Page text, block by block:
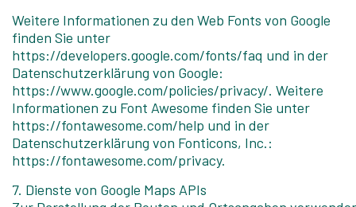
Weitere Informationen zu den Web Fonts von Google
finden Sie unter
https://developers.google.com/fonts/faq und in der
Datenschutzerklärung von Google:
https://www.google.com/policies/privacy/. Weitere
Informationen zu Font Awesome finden Sie unter
https://fontawesome.com/help und in der
Datenschutzerklärung von Fonticons, Inc.:
https://fontawesome.com/privacy.
7. Dienste von Google Maps APIs